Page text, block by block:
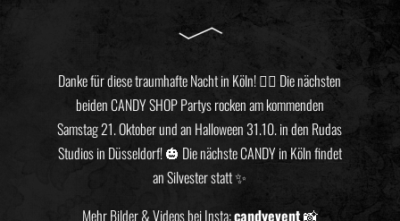
Danke für diese traumhafte Nacht in Köln! ❤️‍🔥 Die nächsten
beiden CANDY SHOP Partys rocken am kommenden
Samstag 21. Oktober und an Halloween 31.10. in den Rudas
Studios in Düsseldorf! 🎃 Die nächste CANDY in Köln findet
an Silvester statt ✨
Mehr Bilder & Videos bei Insta:candyevent📸